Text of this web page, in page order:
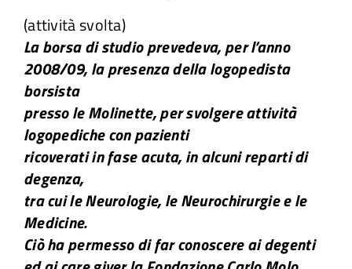
(attività svolta)
La borsa di studio prevedeva, per l’anno
2008/09, la presenza della logopedista
borsista
presso le Molinette, per svolgere attività
logopediche con pazienti
ricoverati in fase acuta, in alcuni reparti di
degenza,
tra cui le Neurologie, le Neurochirurgie e le
Medicine.
Ciò ha permesso di far conoscere ai degenti